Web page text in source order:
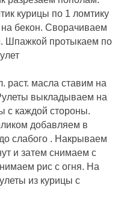
курицы по 1 ломтику
бекон. Сворачиваем
Шпажкой протыкаем по
раст. масла ставим на
выкладываем на
с каждой стороны.
добавляем в
слабого . Накрываем
и затем снимаем с
рис с огня. На
из курицы с